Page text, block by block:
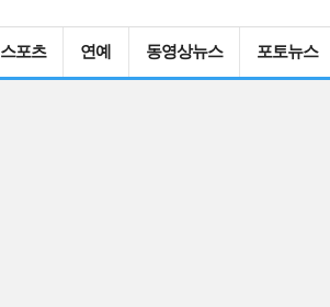
스포츠 연예 동영상뉴스 포토뉴스